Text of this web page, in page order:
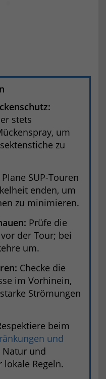
stets
um
zu
Plane SUP-Touren
enden, um
zu minimieren.
Prüfe die
der Tour; bei
um.
Checke die
im Vorhinein,
Strömungen
beim
und
Natur und
Regeln.